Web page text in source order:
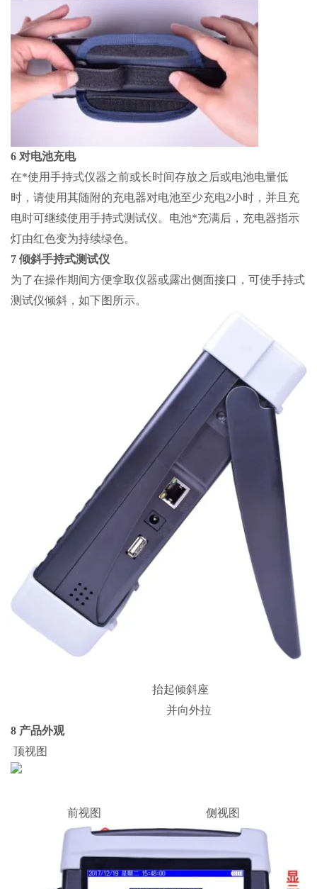
6 对电池充电
在*使用手持式仪器之前或长时间存放之后或电池电量低
时，请使用其随附的充电器对电池至少充电2小时，并且充
电时可继续使用手持式测试仪。电池*充满后，充电器指示
灯由红色变为持续绿色。
7 倾斜手持式测试仪
为了在操作期间方便拿取仪器或露出侧面接口，可使手持式
测试仪倾斜，如下图所示。
抬起倾斜座
并向外拉
8 产品外观
顶视图
前视图 侧视图